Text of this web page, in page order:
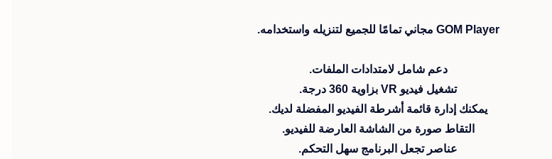
GOM Player مجاني تمامًا للجميع لتنزيله واستخدامه.
دعم شامل لامتدادات الملفات.
تشغيل فيديو VR بزاوية 360 درجة.
يمكنك إدارة قائمة أشرطة الفيديو المفضلة لديك.
التقاط صورة من الشاشة العارضة للفيديو.
عناصر تجعل البرنامج سهل التحكم.